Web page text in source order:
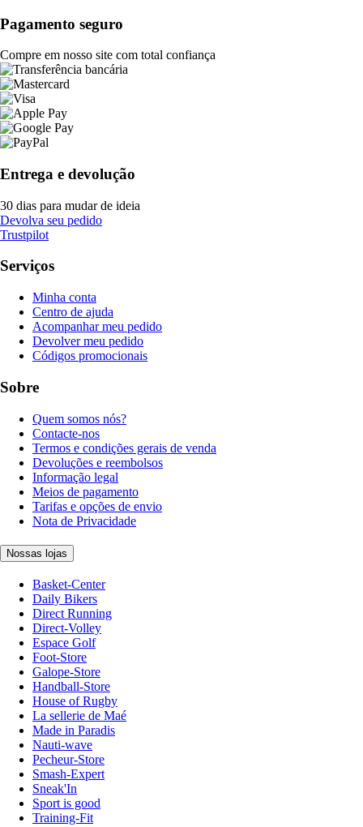
Pagamento seguro
Compre em nosso site com total confiança
Entrega e devolução
30 dias para mudar de ideia
Devolva seu pedido
Trustpilot
Serviços
Minha conta
Centro de ajuda
Acompanhar meu pedido
Devolver meu pedido
Códigos promocionais
Sobre
Quem somos nós?
Contacte-nos
Termos e condições gerais de venda
Devoluções e reembolsos
Informação legal
Meios de pagamento
Tarifas e opções de envio
Nota de Privacidade
Nossas lojas
Basket-Center
Daily Bikers
Direct Running
Direct-Volley
Espace Golf
Foot-Store
Galope-Store
Handball-Store
House of Rugby
La sellerie de Maé
Made in Paradis
Nauti-wave
Pecheur-Store
Smash-Expert
Sneak'In
Sport is good
Training-Fit